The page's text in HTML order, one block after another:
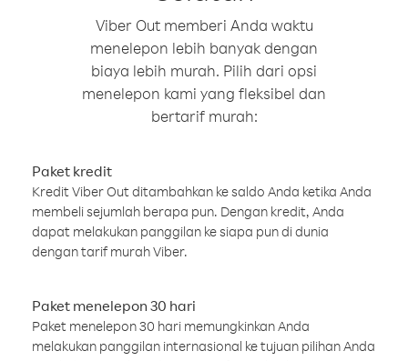
Viber Out memberi Anda waktu
menelepon lebih banyak dengan
biaya lebih murah. Pilih dari opsi
menelepon kami yang fleksibel dan
bertarif murah:
Paket kredit
Kredit Viber Out ditambahkan ke saldo Anda ketika Anda
membeli sejumlah berapa pun. Dengan kredit, Anda
dapat melakukan panggilan ke siapa pun di dunia
dengan tarif murah Viber.
Paket menelepon 30 hari
Paket menelepon 30 hari memungkinkan Anda
melakukan panggilan internasional ke tujuan pilihan Anda